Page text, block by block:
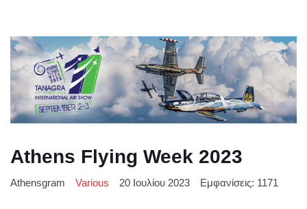
Athens Flying Week 2023
Athensgram Various 20 Ιουλίου 2023 Εμφανίσεις: 1171